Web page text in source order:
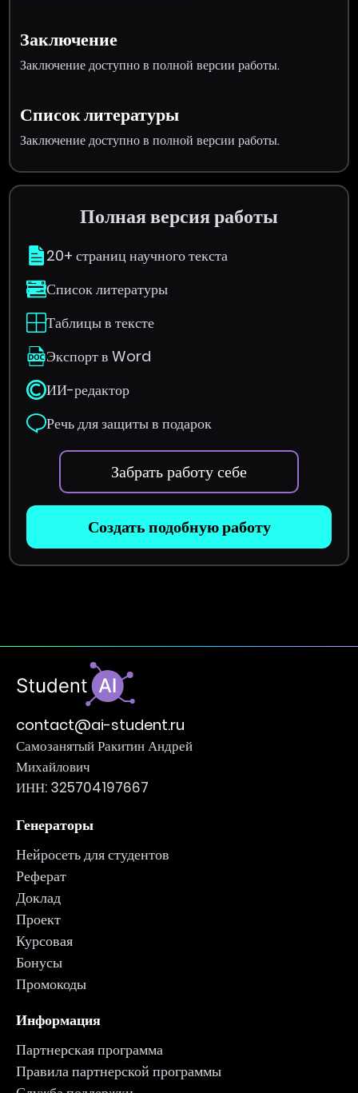
Заключение
Заключение доступно в полной версии работы.
Список литературы
Заключение доступно в полной версии работы.
Полная версия работы
20+ страниц научного текста
Список литературы
Таблицы в тексте
Экспорт в Word
ИИ-редактор
Речь для защиты в подарок
Забрать работу себе
Создать подобную работу
contact@ai-student.ru
Самозанятый Ракитин Андрей
Михайлович
ИНН: 325704197667
Генераторы
Нейросеть для студентов
Реферат
Доклад
Проект
Курсовая
Бонусы
Промокоды
Информация
Партнерская программа
Правила партнерской программы